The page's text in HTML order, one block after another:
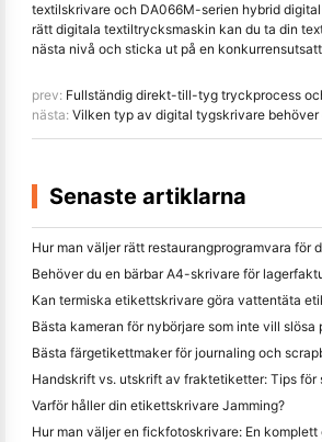
textilskrivare och DA066M-serien hybrid
rätt digitala textiltrycksmaskin kan du ta din
nästa nivå och sticka ut på en
prev: Fullständig direkt-till-tyg tryckprocess och
nästa: Vilken typ av digital tygskrivare behöver
Senaste artiklarna
Bästa kameran för nybörjare som inte vill slösa
Handskrift vs. utskrift av fraktetiketter: Tips för
Varför håller din etikettskrivare Jamming?